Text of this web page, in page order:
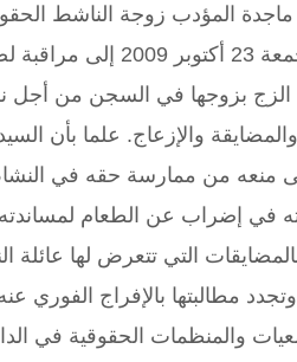
المؤدب زوجة الناشط
المرناقية صباح اليوم
الزج بزوجها في السجن من أجل
والمضايقة والإزعاج. علما
منعه من ممارسة حقه في
في إضراب عن الطعام لمساندته
بالمضايقات التي تتعرض لها
مطالبتها بالإفراج
الجمعيات والمنظمات